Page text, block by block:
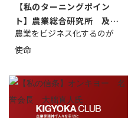
【私のターニングポイン
ト】農業総合研究所 及川
智正
農業をビジネス化するのが
使命